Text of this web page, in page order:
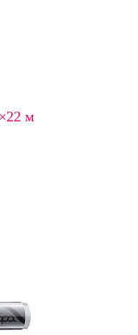
м